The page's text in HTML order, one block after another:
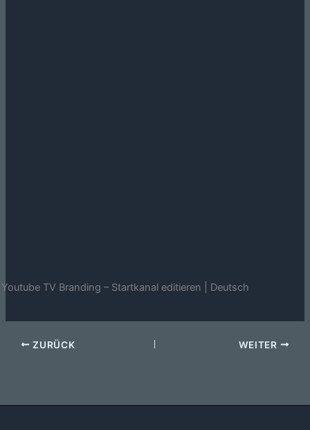
Youtube TV Branding – Startkanal editieren | Deutsch
ZURÜCK WEITER